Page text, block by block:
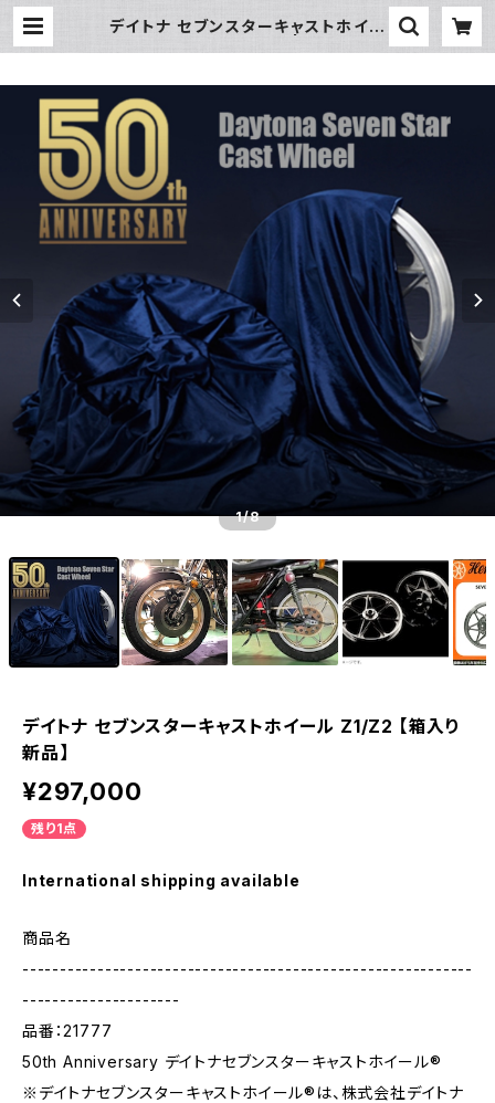
デイトナ セブンスターキャストホイー
1/8
デイトナ セブンスターキャストホイール Z1/Z2 【箱入り
新品】
¥297,000
残り1点
International shipping available
商品名
------------------------------------------------------------
---------------------
品番：21777
50th Anniversary デイトナセブンスターキャストホイール®︎
※デイトナセブンスターキャストホイール®︎は、株式会社デイトナ